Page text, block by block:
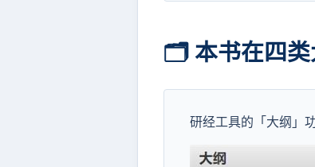
🗂️ 本书在四类
研经工具的「大纲」